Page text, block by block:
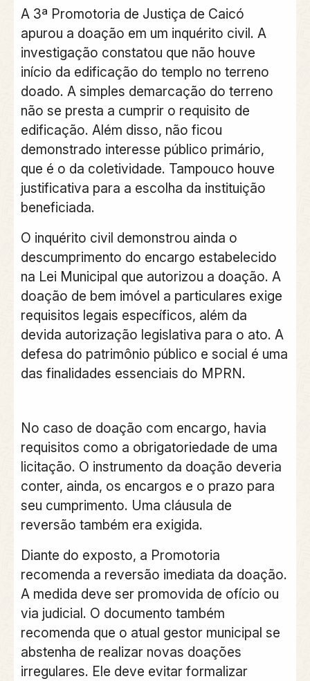
A 3ª Promotoria de Justiça de Caicó
apurou a doação em um inquérito civil. A
investigação constatou que não houve
início da edificação do templo no terreno
doado. A simples demarcação do terreno
não se presta a cumprir o requisito de
edificação. Além disso, não ficou
demonstrado interesse público primário,
que é o da coletividade. Tampouco houve
justificativa para a escolha da instituição
beneficiada.
O inquérito civil demonstrou ainda o
descumprimento do encargo estabelecido
na Lei Municipal que autorizou a doação. A
doação de bem imóvel a particulares exige
requisitos legais específicos, além da
devida autorização legislativa para o ato. A
defesa do patrimônio público e social é uma
das finalidades essenciais do MPRN.
No caso de doação com encargo, havia
requisitos como a obrigatoriedade de uma
licitação. O instrumento da doação deveria
conter, ainda, os encargos e o prazo para
seu cumprimento. Uma cláusula de
reversão também era exigida.
Diante do exposto, a Promotoria
recomenda a reversão imediata da doação.
A medida deve ser promovida de ofício ou
via judicial. O documento também
recomenda que o atual gestor municipal se
abstenha de realizar novas doações
irregulares. Ele deve evitar formalizar